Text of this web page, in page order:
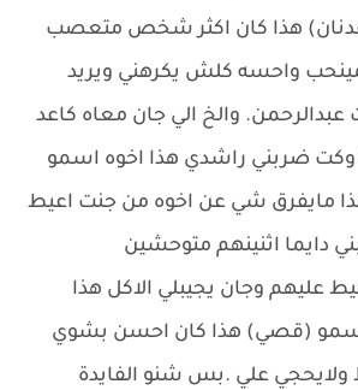
هذا كان اكثر شخص متعصب
مينحب واحسه كلش يكرهني ويريد
عبدالرحمن. والخ الي جان معاه كاعد
وكت ضربني راشدي هذا اخوه اسمو
مايفرق شي عن اخوه من جنت اعيط
دايما اثنينهم متوحشين
عليهم وجان يجيبلي الاكل هذا
(قصي) هذا كان احسن بشوي
علي .بس شنو الفايدة